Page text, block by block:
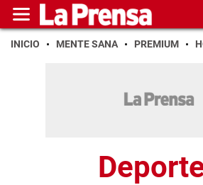
INICIO MENTE SANA PREMIUM